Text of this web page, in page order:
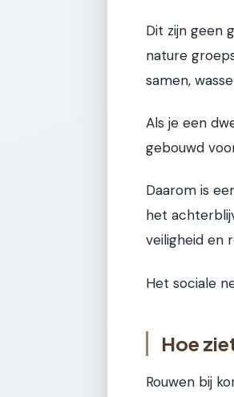
Dit zijn geen
nature
samen,
Als je een
gebouwd
Daarom is
het
veiligheid en
Het sociale
Hoe
Rouwen bij